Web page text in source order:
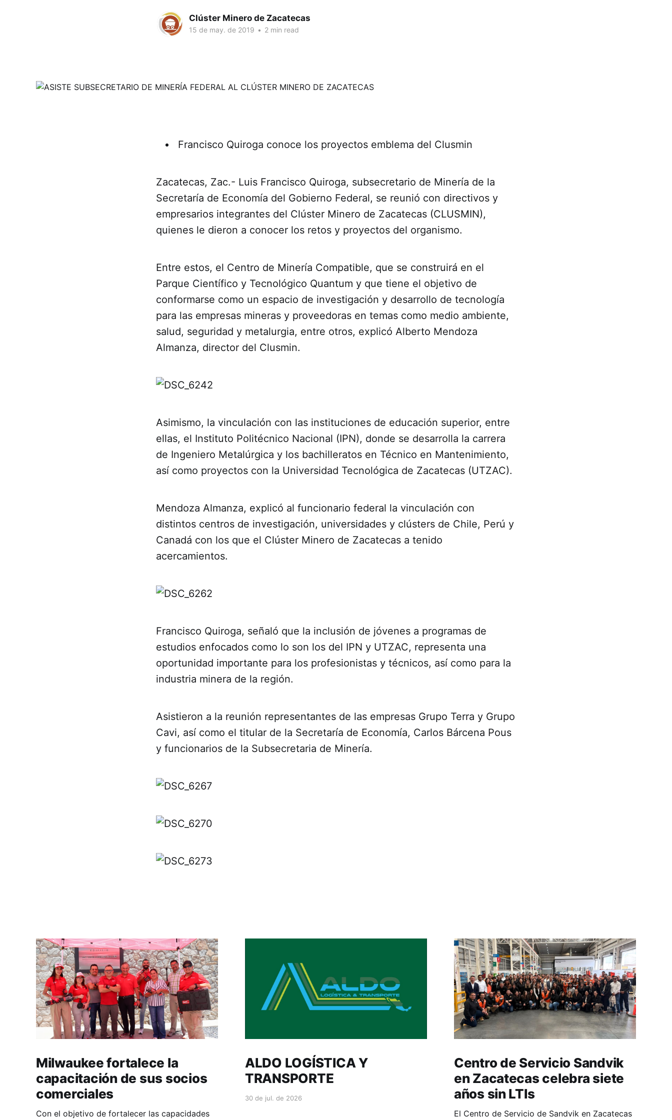
Clúster Minero de Zacatecas
15 de may. de 2019 • 2 min read
Francisco Quiroga conoce los proyectos emblema del Clusmin
Zacatecas, Zac.- Luis Francisco Quiroga, subsecretario de Minería de la
Secretaría de Economía del Gobierno Federal, se reunió con directivos y
empresarios integrantes del Clúster Minero de Zacatecas (CLUSMIN),
quienes le dieron a conocer los retos y proyectos del organismo.
Entre estos, el Centro de Minería Compatible, que se construirá en el
Parque Científico y Tecnológico Quantum y que tiene el objetivo de
conformarse como un espacio de investigación y desarrollo de tecnología
para las empresas mineras y proveedoras en temas como medio ambiente,
salud, seguridad y metalurgia, entre otros, explicó Alberto Mendoza
Almanza, director del Clusmin.
Asimismo, la vinculación con las instituciones de educación superior, entre
ellas, el Instituto Politécnico Nacional (IPN), donde se desarrolla la carrera
de Ingeniero Metalúrgica y los bachilleratos en Técnico en Mantenimiento,
así como proyectos con la Universidad Tecnológica de Zacatecas (UTZAC).
Mendoza Almanza, explicó al funcionario federal la vinculación con
distintos centros de investigación, universidades y clústers de Chile, Perú y
Canadá con los que el Clúster Minero de Zacatecas a tenido
acercamientos.
Francisco Quiroga, señaló que la inclusión de jóvenes a programas de
estudios enfocados como lo son los del IPN y UTZAC, representa una
oportunidad importante para los profesionistas y técnicos, así como para la
industria minera de la región.
Asistieron a la reunión representantes de las empresas Grupo Terra y Grupo
Cavi, así como el titular de la Secretaría de Economía, Carlos Bárcena Pous
y funcionarios de la Subsecretaria de Minería.
Milwaukee fortalece la
capacitación de sus socios
comerciales
Con el objetivo de fortalecer las capacidades
ALDO LOGÍSTICA Y
TRANSPORTE
30 de jul. de 2026
Centro de Servicio Sandvik
en Zacatecas celebra siete
años sin LTIs
El Centro de Servicio de Sandvik en Zacatecas